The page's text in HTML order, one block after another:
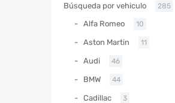
Búsqueda por vehiculo 285
Alfa Romeo 10
Aston Martin 11
Audi 46
BMW 44
Cadillac 3